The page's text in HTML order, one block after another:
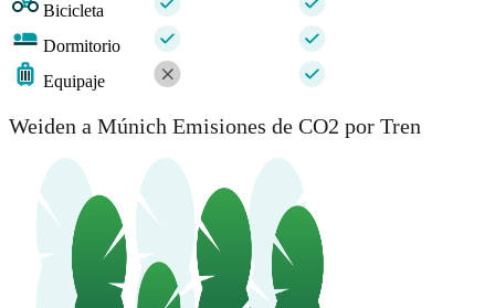
Bicicleta
Dormitorio
Equipaje
Weiden a Múnich Emisiones de CO2 por Tren